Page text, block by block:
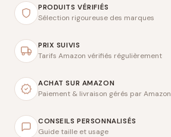
PRODUITS VÉRIFIÉS
Sélection rigoureuse des marques
PRIX SUIVIS
Tarifs Amazon vérifiés régulièrement
ACHAT SUR AMAZON
Paiement & livraison gérés par Amazon
CONSEILS PERSONNALISÉS
Guide taille et usage